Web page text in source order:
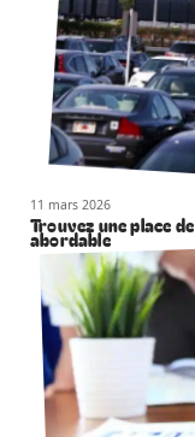
11 mars 2026
Trouvez une place
abordable